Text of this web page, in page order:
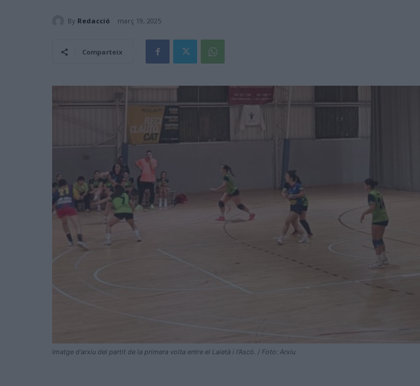
By Redacció març 19, 2025
Comparteix
Imatge d'arxiu del partit de la primera volta entre el Laietà i l'Ascó. / Foto: Arxiu